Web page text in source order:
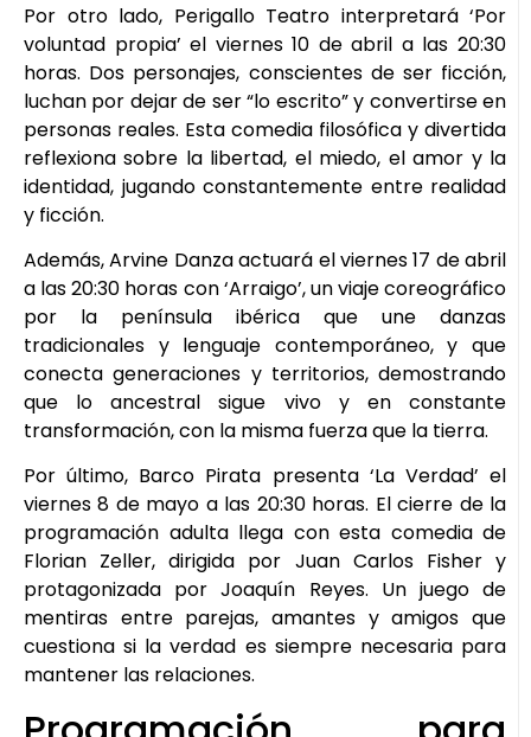
Por otro lado, Perigallo Teatro interpretará ‘Por
voluntad propia’ el viernes 10 de abril a las 20:30
horas. Dos personajes, conscientes de ser ficción,
luchan por dejar de ser “lo escrito” y convertirse en
personas reales. Esta comedia filosófica y divertida
reflexiona sobre la libertad, el miedo, el amor y la
identidad, jugando constantemente entre realidad
y ficción.
Además, Arvine Danza actuará el viernes 17 de abril
a las 20:30 horas con ‘Arraigo’, un viaje coreográfico
por la península ibérica que une danzas
tradicionales y lenguaje contemporáneo, y que
conecta generaciones y territorios, demostrando
que lo ancestral sigue vivo y en constante
transformación, con la misma fuerza que la tierra.
Por último, Barco Pirata presenta ‘La Verdad’ el
viernes 8 de mayo a las 20:30 horas. El cierre de la
programación adulta llega con esta comedia de
Florian Zeller, dirigida por Juan Carlos Fisher y
protagonizada por Joaquín Reyes. Un juego de
mentiras entre parejas, amantes y amigos que
cuestiona si la verdad es siempre necesaria para
mantener las relaciones.